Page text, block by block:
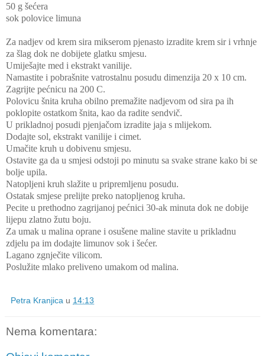
50 g šećera
sok polovice limuna
Za nadjev od krem sira mikserom pjenasto izradite krem sir i vrhnje
za šlag dok ne dobijete glatku smjesu.
Umiješajte med i ekstrakt vanilije.
Namastite i pobrašnite vatrostalnu posudu dimenzija 20 x 10 cm.
Zagrijte pećnicu na 200 C.
Polovicu šnita kruha obilno premažite nadjevom od sira pa ih
poklopite ostatkom šnita, kao da radite sendvič.
U prikladnoj posudi pjenjačom izradite jaja s mlijekom.
Dodajte sol, ekstrakt vanilije i cimet.
Umačite kruh u dobivenu smjesu.
Ostavite ga da u smjesi odstoji po minutu sa svake strane kako bi se
bolje upila.
Natopljeni kruh slažite u pripremljenu posudu.
Ostatak smjese prelijte preko natopljenog kruha.
Pecite u prethodno zagrijanoj pećnici 30-ak minuta dok ne dobije
lijepu zlatno žutu boju.
Za umak u malina oprane i osušene maline stavite u prikladnu
zdjelu pa im dodajte limunov sok i šećer.
Lagano zgnječite vilicom.
Poslužite mlako preliveno umakom od malina.
Petra Kranjica u 14:13
Nema komentara: